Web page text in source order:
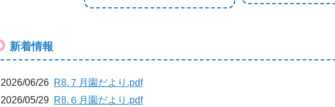
新着情報
2026/06/26 R8.７月園だより.pdf
2026/05/29 R8.６月園だより.pdf